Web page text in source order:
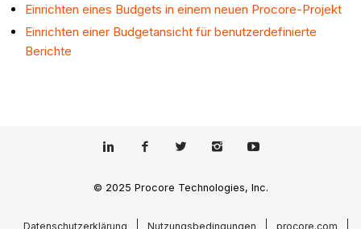
Einrichten eines Budgets in einem neuen Procore-Projekt
Einrichten einer Budgetansicht für benutzerdefinierte
Berichte
© 2025 Procore Technologies, Inc.
Datenschutzerklärung Nutzungsbedingungen procore.com